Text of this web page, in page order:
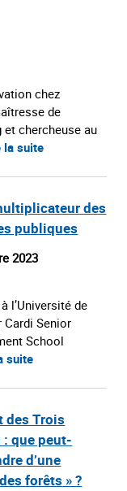
chez
de
et chercheuse au
la suite
des
publiques
2023
l’Université de
Cardi Senior
School
suite
des Trois
: que peut-
d’une
forêts » ?